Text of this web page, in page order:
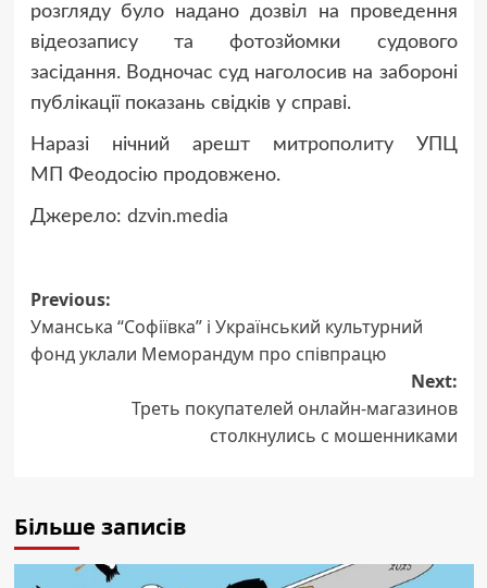
розгляду було надано дозвіл на проведення
відеозапису та фотозйомки судового
засідання. Водночас суд наголосив на забороні
публікації показань свідків у справі.
Наразі нічний арешт митрополиту УПЦ
МП Феодосію продовжено.
Джерело: dzvin.media
Post
navigation
Previous:
Уманська “Софіївка” і Український культурний
фонд уклали Меморандум про співпрацю
Next:
Треть покупателей онлайн-магазинов
столкнулись с мошенниками
Більше записів